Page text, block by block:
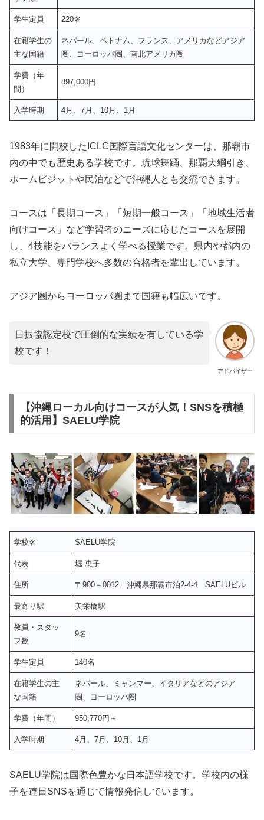
学生定員 220名
在籍学生の
主な国籍
ネパール、ベトナム、フランス、アメリカなどアジア
圏、ヨーロッパ圏、南北アメリカ圏
学費（年
間）
897,000円
入学時期 4月、7月、10月、1月
1983年に開校したICLC国際言語文化センターは、那覇市
内の中でも歴史ある学校です。琉球舞踊、那覇大綱引き、
ホームビジットや民泊などで沖縄人とも交流できます。
コースは「長期コース」「短期一般コース」「地域生活者
向けコース」など学習者のニーズに応じたコースを展開
し、4技能をバランスよく学べる授業です。県内や都内の
私立大学、専門学校へ多数の合格者を輩出しています。
アジア圏からヨーロッパ圏まで国籍も幅広いです。
アドバイザー
日振協認定校で圧倒的な実績を有している学
校です！
【沖縄ローカル向けコースが人気！SNSを積極
的活用】SAELU学院
学校名 SAELU学院
代表 堀 恵子
住所 〒900－0012 沖縄県那覇市泊2-4-4 SAELUビル
最寄り駅 美栄橋駅
教員・スタッ
フ数
9名
学生定員 140名
在籍学生の主
な国籍
ネパール、ミャンマー、イタリアなどのアジア
圏、ヨーロッパ圏
学費（年間） 950,770円～
入学時期 4月、7月、10月、1月
SAELU学院は国際色豊かな日本語学校です。学校内の様
子を連日SNSを通じて情報発信しています。